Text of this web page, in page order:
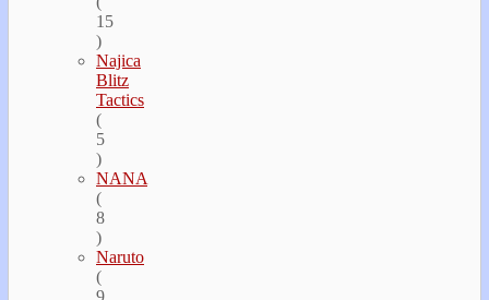
15
)
Najica
Blitz
Tactics
(
5
)
NANA
(
8
)
Naruto
(
9